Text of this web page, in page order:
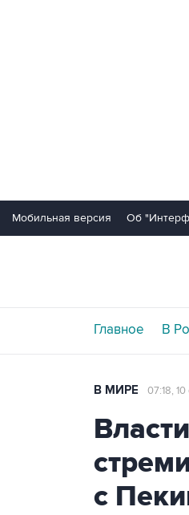
Мобильная версия Об
Главное В
В МИРЕ 07:18,
с